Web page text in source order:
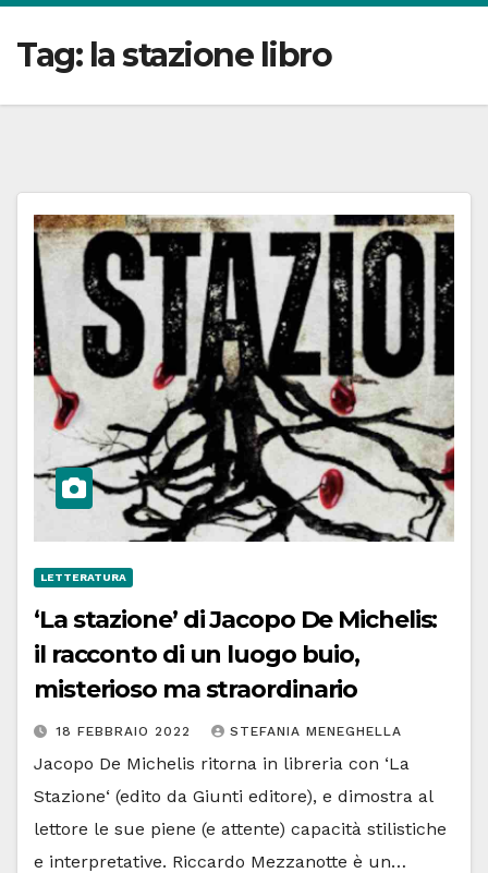
Tag: la stazione libro
LETTERATURA
‘La stazione’ di Jacopo De Michelis:
il racconto di un luogo buio,
misterioso ma straordinario
18 FEBBRAIO 2022 STEFANIA MENEGHELLA
Jacopo De Michelis ritorna in libreria con ‘La
Stazione‘ (edito da Giunti editore), e dimostra al
lettore le sue piene (e attente) capacità stilistiche
e interpretative. Riccardo Mezzanotte è un…